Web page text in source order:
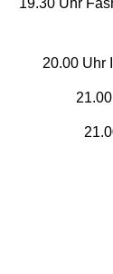
20.00 Uhr